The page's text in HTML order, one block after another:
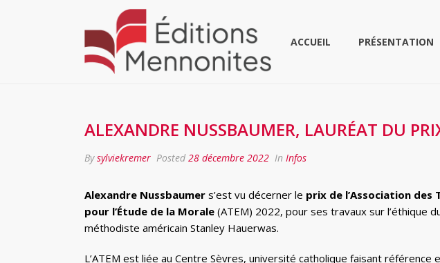
ACCUEIL PRÉSENTATION
ALEXANDRE NUSSBAUMER, LAURÉAT DU
Bysylviekremer Posted 28 décembre 2022 In Infos
Alexandre Nussbaumer s’est vu décerner le prix de l’Association des
pour l’Étude de la Morale (ATEM) 2022, pour ses travaux sur l’éthique
méthodiste américain Stanley Hauerwas.
L’ATEM est liée au Centre Sèvres, université catholique faisant référence